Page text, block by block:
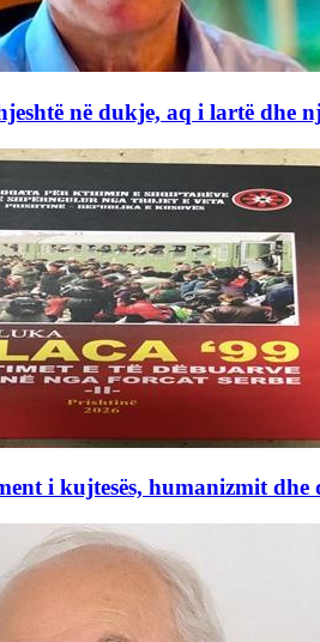
në dukje, aq i lartë dhe
i kujtesës, humanizmit dhe